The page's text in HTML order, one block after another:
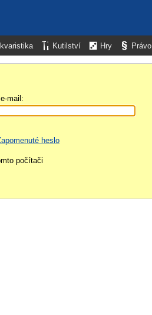
Kutilství Hry Právo
mail:
heslo
počítači